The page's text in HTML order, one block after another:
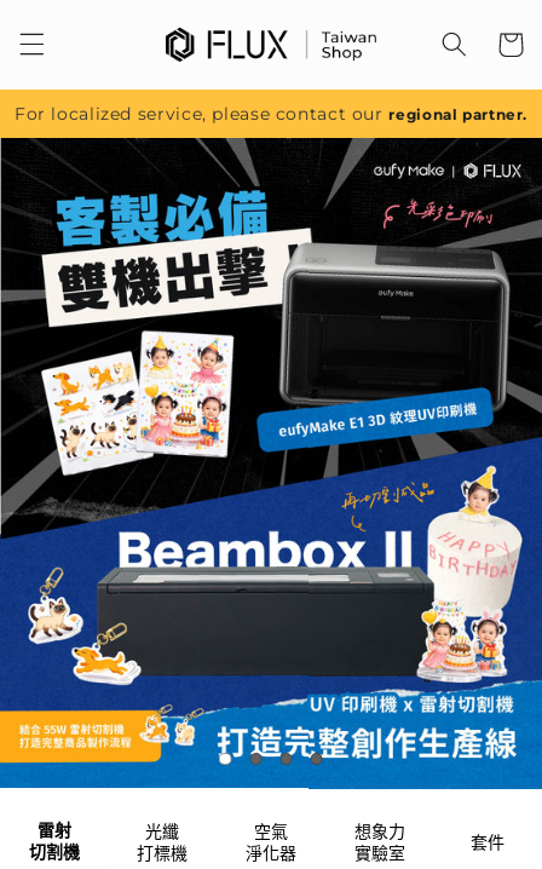
容
For localized service, please contact ourregional partner.
雷射
切割機
光纖
打標機
空氣
淨化器
想象力
實驗室
套件